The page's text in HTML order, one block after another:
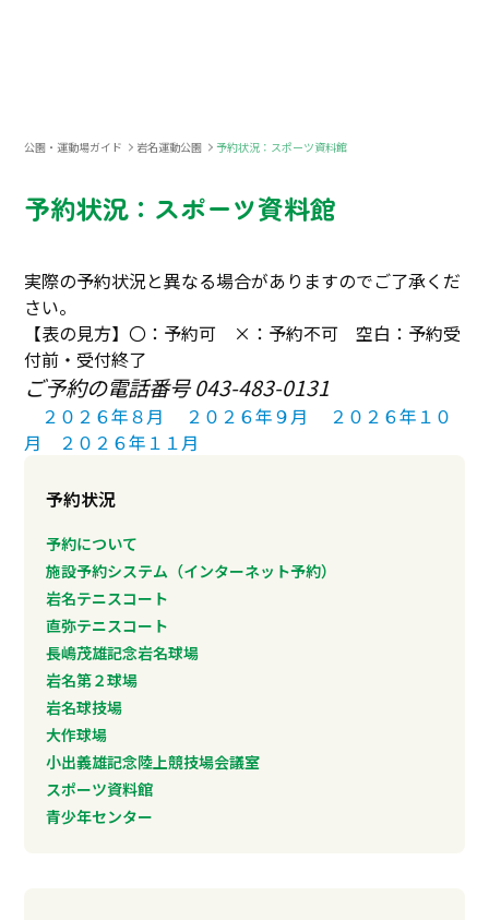
公園・運動場ガイド 岩名運動公園 予約状況：スポーツ資料館
予約状況：スポーツ資料館
実際の予約状況と異なる場合がありますのでご了承くだ
さい。
【表の見方】〇：予約可 ×：予約不可 空白：予約受
付前・受付終了
ご予約の電話番号 043-483-0131
２０２６年８月 ２０２６年９月
２０２６年１０
月
２０２６年１１月
予約状況
予約について
施設予約システム（インターネット予約）
岩名テニスコート
直弥テニスコート
長嶋茂雄記念岩名球場
岩名第２球場
岩名球技場
大作球場
小出義雄記念陸上競技場会議室
スポーツ資料館
青少年センター